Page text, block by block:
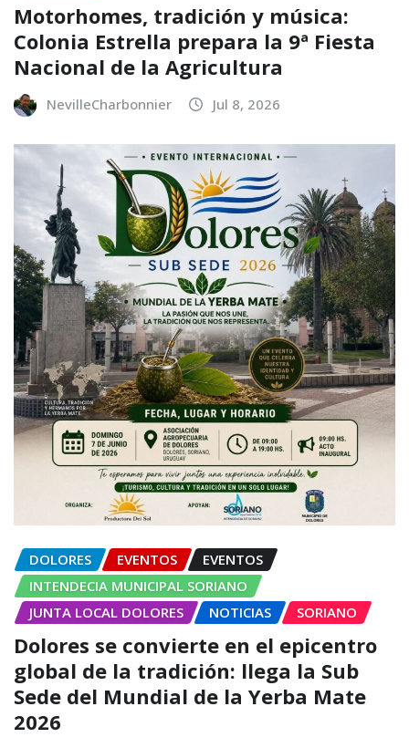
Motorhomes, tradición y música:
Colonia Estrella prepara la 9ª Fiesta
Nacional de la Agricultura
NevilleCharbonnier Jul 8, 2026
DOLORES EVENTOS
EVENTOS
INTENDECIA MUNICIPAL SORIANO
JUNTA LOCAL DOLORES
NOTICIAS SORIANO
Dolores se convierte en el epicentro
global de la tradición: llega la Sub
Sede del Mundial de la Yerba Mate
2026